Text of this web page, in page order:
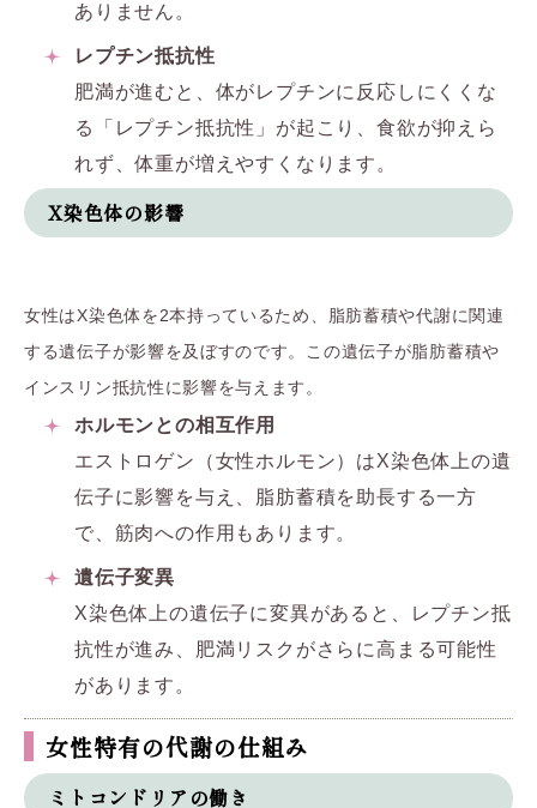
ありません。
レプチン抵抗性
肥満が進むと、体がレプチンに反応しにくくな
る「レプチン抵抗性」が起こり、食欲が抑えら
れず、体重が増えやすくなります。
X染色体の影響
女性はX染色体を2本持っているため、脂肪蓄積や代謝に関連
する遺伝子が影響を及ぼすのです。 この遺伝子が脂肪蓄積や
インスリン抵抗性に影響を与えます。
ホルモンとの相互作用
エストロゲン（女性ホルモン）はX染色体上の遺
伝子に影響を与え、脂肪蓄積を助長する一方
で、筋肉への作用もあります。
遺伝子変異
X染色体上の遺伝子に変異があると、レプチン抵
抗性が進み、肥満リスクがさらに高まる可能性
があります。
女性特有の代謝の仕組み
ミトコンドリアの働き